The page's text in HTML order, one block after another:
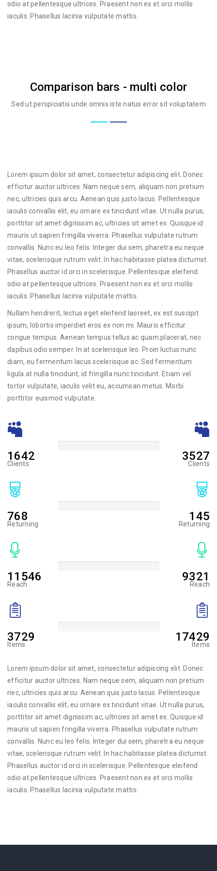
odio at pellentesque ultrices. Praesent non ex et orci mollis
iaculis. Phasellus lacinia vulputate mattis.
Comparison bars - multi color
Sed ut perspiciatis unde omnis iste natus error sit voluptatem
Lorem ipsum dolor sit amet, consectetur adipiscing elit. Donec
efficitur auctor ultrices. Nam neque sem, aliquam non pretium
nec, ultricies quis arcu. Aenean quis justo lacus. Pellentesque
iaculis convallis elit, eu ornare ex tincidunt vitae. Ut nulla purus,
porttitor sit amet dignissim ac, ultricies sit amet ex. Quisque id
mauris ut sapien fringilla viverra. Phasellus vulputate rutrum
convallis. Nunc eu leo felis. Integer dui sem, pharetra eu neque
vitae, scelerisque rutrum velit. In hac habitasse platea dictumst.
Phasellus auctor id orci in scelerisque. Pellentesque eleifend
odio at pellentesque ultrices. Praesent non ex et orci mollis
iaculis. Phasellus lacinia vulputate mattis.
Nullam hendrerit, lectus eget eleifend laoreet, ex est suscipit
ipsum, lobortis imperdiet eros ex non mi. Mauris efficitur
congue tempus. Aenean tempus tellus ac quam placerat, nec
dapibus odio semper. In at scelerisque leo. Proin luctus nunc
diam, eu fermentum lacus scelerisque ac. Sed fermentum
ligula at nulla tincidunt, id fringilla nunc tincidunt. Etiam vel
tortor vulputate, iaculis velit eu, accumsan metus. Morbi
porttitor euismod vulputate.
1642
Clients
3527
Clients
768
Returning
145
Returning
11546
Reach
9321
Reach
3729
Items
17429
Items
Lorem ipsum dolor sit amet, consectetur adipiscing elit. Donec
efficitur auctor ultrices. Nam neque sem, aliquam non pretium
nec, ultricies quis arcu. Aenean quis justo lacus. Pellentesque
iaculis convallis elit, eu ornare ex tincidunt vitae. Ut nulla purus,
porttitor sit amet dignissim ac, ultricies sit amet ex. Quisque id
mauris ut sapien fringilla viverra. Phasellus vulputate rutrum
convallis. Nunc eu leo felis. Integer dui sem, pharetra eu neque
vitae, scelerisque rutrum velit. In hac habitasse platea dictumst.
Phasellus auctor id orci in scelerisque. Pellentesque eleifend
odio at pellentesque ultrices. Praesent non ex et orci mollis
iaculis. Phasellus lacinia vulputate mattis.